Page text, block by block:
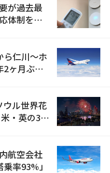
が過去最
体制を点
ら仁川〜ホ
ヶ月ぶり
ウル世界花
・英の3カ
航空会社
率93%」